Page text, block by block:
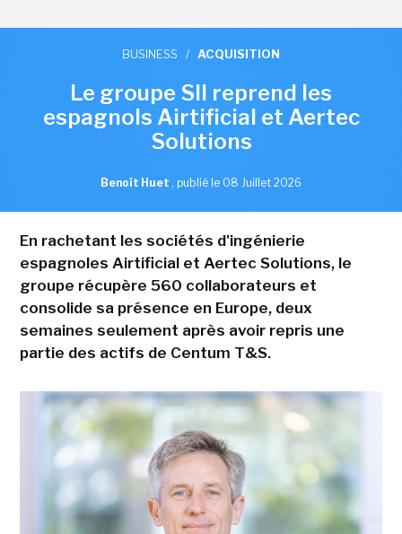
BUSINESS / ACQUISITION
Le groupe SII reprend les
espagnols Airtificial et Aertec
Solutions
Benoît Huet , publié le 08 Juillet 2026
En rachetant les sociétés d'ingénierie
espagnoles Airtificial et Aertec Solutions, le
groupe récupère 560 collaborateurs et
consolide sa présence en Europe, deux
semaines seulement après avoir repris une
partie des actifs de Centum T&S.